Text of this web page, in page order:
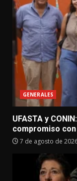
GENERALES
UFASTA y
compromiso con
7 de agosto de